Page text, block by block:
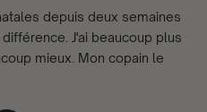
depuis deux semaines
J'ai beaucoup plus
mieux. Mon copain le